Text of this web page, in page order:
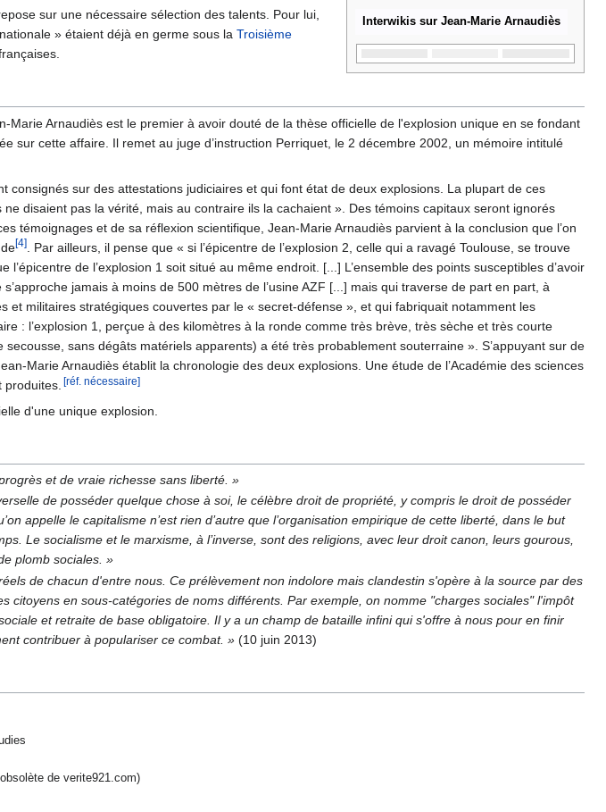
Interwikis sur Jean-Marie Arnaudiès
sur une nécessaire sélection des talents. Pour lui,
» étaient déjà en germe sous la Troisième
Arnaudiès est le premier à avoir douté de la thèse officielle de l'explosion unique en se fondant
sur cette affaire. Il remet au juge d’instruction Perriquet, le 2 décembre 2002, un mémoire intitulé
sur des attestations judiciaires et qui font état de deux explosions. La plupart de ces
disaient pas la vérité, mais au contraire ils la cachaient ». Des témoins capitaux seront ignorés
témoignages et de sa réflexion scientifique, Jean-Marie Arnaudiès parvient à la conclusion que l’on
[4]. Par ailleurs, il pense que « si l’épicentre de l’explosion 2, celle qui a ravagé Toulouse, se trouve
de l’explosion 1 soit situé au même endroit. [...] L’ensemble des points susceptibles d’avoir
jamais à moins de 500 mètres de l’usine AZF [...] mais qui traverse de part en part, à
et militaires stratégiques couvertes par le « secret-défense », et qui fabriquait notamment les
: l’explosion 1, perçue à des kilomètres à la ronde comme très brève, très sèche et très courte
sans dégâts matériels apparents) a été très probablement souterraine ». S’appuyant sur de
Marie Arnaudiès établit la chronologie des deux explosions. Une étude de l’Académie des sciences
produites. [réf. nécessaire]
d'une unique explosion.
et de vraie richesse sans liberté. »
de posséder quelque chose à soi, le célèbre droit de propriété, y compris le droit de posséder
appelle le capitalisme n’est rien d’autre que l’organisation empirique de cette liberté, dans le but
Le socialisme et le marxisme, à l’inverse, sont des religions, avec leur droit canon, leurs gourous,
plomb sociales. »
de chacun d'entre nous. Ce prélèvement non indolore mais clandestin s'opère à la source par des
citoyens en sous-catégories de noms différents. Par exemple, on nomme "charges sociales" l'impôt
et retraite de base obligatoire. Il y a un champ de bataille infini qui s'offre à nous pour en finir
contribuer à populariser ce combat. » (10 juin 2013)
de verite921.com)